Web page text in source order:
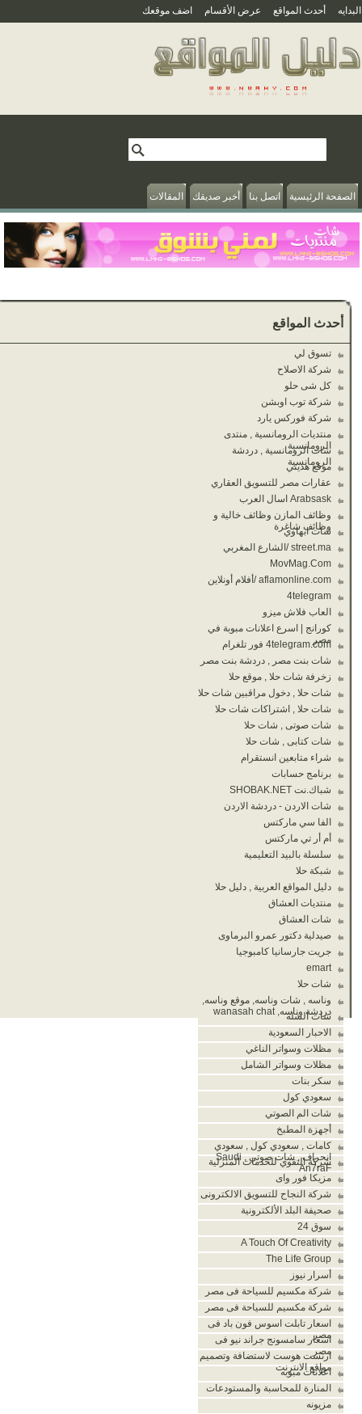
أحدث المواقع عرض الأقسام اضف موقعك
المقالات أخبر صديقك اتصل بنا الصفحة الرئيسية
أحدث المواقع
تسوق لي
شركة الاصلاح
كل شى حلو
شركة توب اوبشن
شركة فوركس يارد
منتديات الرومانسية , منتدى
الرومانسية
شات الرومانسية , دردشة
الرومانسية
موقع هديتي
عقارات مصر للتسويق العقاري
Arabsask اسال العرب
وظائف المازن وظائف خالية و
وظائف شاغرة
شات ابهاوي
street.ma /الشارع المغربي
MovMag.Com
aflamonline.com /أفلام أونلاين
4telegram
العاب فلاش ميزو
كورانج | اسرع اعلانات مبوبة في
مصر
4telegram.com فور تلغرام
شات بنت مصر , دردشة بنت مصر
زخرفة شات حلا , موقع حلا
شات حلا , دخول مراقبين شات حلا
شات حلا , اشتراكات شات حلا
شات صوتى , شات حلا
شات كتابى , شات حلا
شراء متابعين انستقرام
برنامج حسابات
شباك.نت SHOBAK.NET
شات الاردن - دردشة الاردن
الفا سي ماركتس
أم أر تي ماركتس
سلسلة بالبيد التعليمية
شبكة حلا
دليل المواقع العربية , دليل حلا
منتديات العشاق
شات العشاق
صيدلية دكتور عمرو البرماوى
جريت جارسانيا كامبوجيا
emart
شات حلا
وناسه , شات وناسه, موقع وناسه,
دردشة وناسه, wanasah chat
شات الشله
الاحبار السعودية
مظلات وسواتر الناغي
مظلات وسواتر الشامل
سكر بنات
سعودي كول
شات الم الصوتي
أجهزة المطبخ
كامات , سعودي كول , سعودي
انحراف , شات صوتي , Saudi
An7raF
شركة التقوي للخدمات المنزلية
مزيكا فور واى
شركة النجاح للتسويق الالكترونى
صحيفة البلد الألكترونية
سوق 24
A Touch Of Creativity
The Life Group
أسرار نيوز
شركة مكسيم للسياحة فى مصر
شركة مكسيم للسياحة فى مصر
اسعار تابلت اسوس فون باد فى
مصر
اسعار سامسونج جراند نيو فى
مصر
ارنست هوست لاستضافة وتصميم
مواقع الانترنت
اعلانات مبوبه
المنارة للمحاسبة والمستودعات
مزيونه